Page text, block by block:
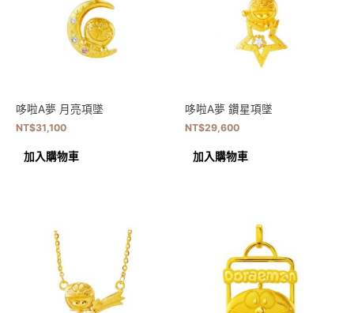
哆啦A夢 月亮項墜
NT$31,100
加入購物車
哆啦A夢 鑽星項墜
NT$29,600
加入購物車